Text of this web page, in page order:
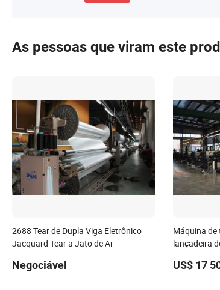
As pessoas que viram este
2688 Tear de Dupla Viga Eletrônico
Jacquard Tear a Jato de Ar
Negociável
Máquina de
lançadeira
US$ 17